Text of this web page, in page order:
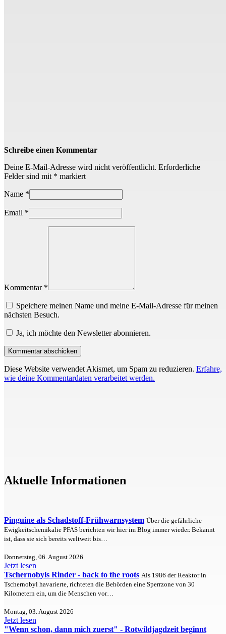
Schreibe einen Kommentar
Deine E-Mail-Adresse wird nicht veröffentlicht. Erforderliche
Felder sind mit * markiert
Name *
Email *
Kommentar *
Speichere meinen Name und meine E-Mail-Adresse für meinen
nächsten Besuch.
Ja, ich möchte den Newsletter abonnieren.
Diese Website verwendet Akismet, um Spam zu reduzieren. Erfahre,
wie deine Kommentardaten verarbeitet werden.
Aktuelle Informationen
Pinguine als Schadstoff-Frühwarnsystem Über die gefährliche
Ewigkeitschemikalie PFAS berichten wir hier im Blog immer wieder. Bekannt
ist, dass sie sich bereits weltweit bis…
Donnerstag, 06. August 2026
Jetzt lesen
Tschernobyls Rinder - back to the roots Als 1986 der Reaktor in
Tschernobyl havarierte, richteten die Behörden eine Sperrzone von 30
Kilometern ein, um die Menschen vor…
Montag, 03. August 2026
Jetzt lesen
"Wenn schon, dann mich zuerst" - Rotwildjagdzeit beginnt